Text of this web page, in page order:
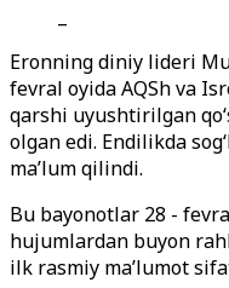
Eronning diniy lideri
fevral oyida AQSh va
qarshi uyushtirilgan
olgan edi. Endilikda sog
ma’lum qilindi.
Bu bayonotlar 28 -
hujumlardan buyon
ilk rasmiy ma’lumot